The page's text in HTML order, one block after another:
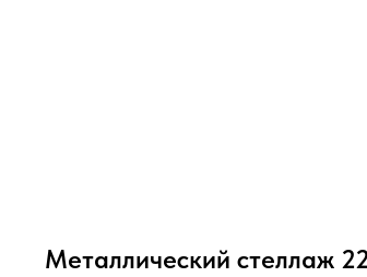
Металлический стеллаж